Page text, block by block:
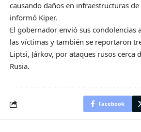
causando daños en infraestructuras
informó Kiper.
El gobernador envió sus condolencias
las víctimas y también se reportaron
Liptsi, Járkov, por ataques rusos cerca
Rusia.
Facebook